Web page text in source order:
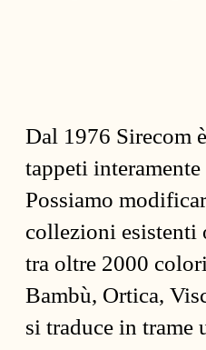
Dal 1976 Sirecom
tappeti
Possiamo
collezioni esistenti
tra oltre 2000
Bambù, Ortica,
si traduce in trame